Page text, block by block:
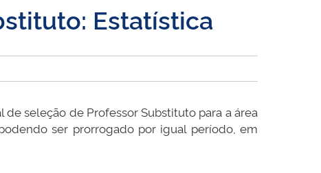
Estatística
seleção de Professor Substituto para a área
ser prorrogado por igual período, em